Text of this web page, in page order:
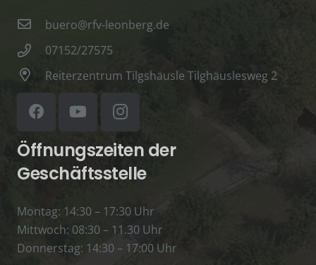
buero@rfv-leonberg.de
07152/27575
Reiterzentrum Tilgshäusle Tilghäuslesweg 2
Öffnungszeiten der
Geschäftsstelle
Montag: 14:30 – 17:30 Uhr
Mittwoch: 08:30 – 11.30 Uhr
Donnerstag: 14:30 – 17:00 Uhr